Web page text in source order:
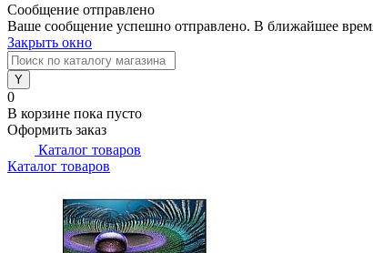
Сообщение отправлено
Ваше сообщение успешно отправлено. В ближайшее
Закрыть окно
0
В корзине пока пусто
Оформить заказ
Каталог товаров
Каталог товаров